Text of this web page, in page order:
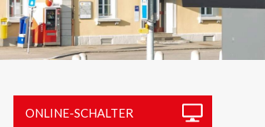
Sidebar
ONLINE-SCHALTER